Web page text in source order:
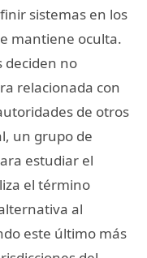
sistemas en los
mantiene oculta.
deciden no
relacionada con
de otros
un grupo de
estudiar el
el término
al
este último más